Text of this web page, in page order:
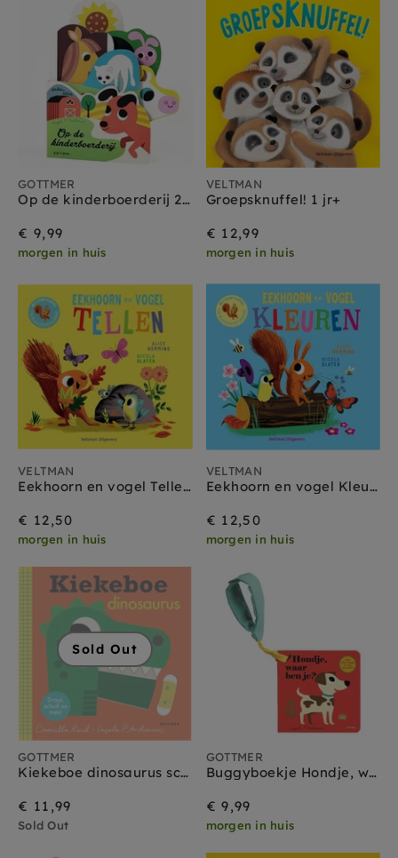
GOTTMER
Op de kinderboerderij 2 jr+
€ 9,99
morgen in huis
VELTMAN
Groepsknuffel! 1 jr+
€ 12,99
morgen in huis
VELTMAN
Eekhoorn en vogel Tellen 1 jr+
€ 12,50
morgen in huis
VELTMAN
Eekhoorn en vogel Kleuren 1 jr+
€ 12,50
morgen in huis
Sold Out
GOTTMER
Kiekeboe dinosaurus schuifboekje 18 mnd+
€ 11,99
Sold Out
GOTTMER
Buggyboekje Hondje, waar ben je? 1 jr +
€ 9,99
morgen in huis